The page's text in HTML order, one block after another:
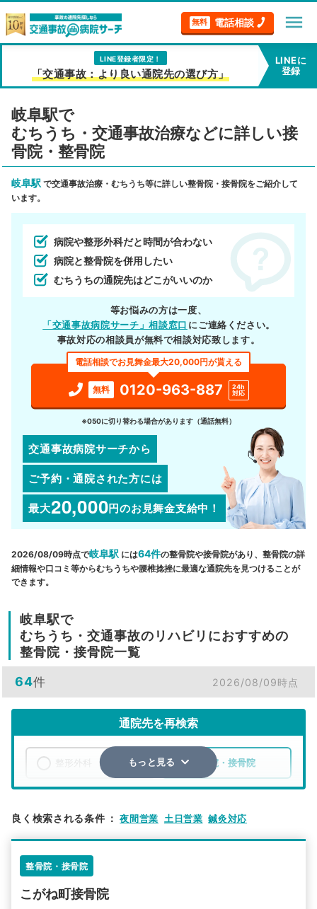
無料 電話相談 menu
LINE登録者限定！
「交通事故：より良い通院先の選び方」
LINEに
登録
岐阜駅で
むちうち・交通事故治療などに詳しい接
骨院・整骨院
岐阜駅 で交通事故治療・むちうち等に詳しい整骨院・接骨院をご紹介して
います。
病院や整形外科だと時間が合わない
病院と整骨院を併用したい
むちうちの通院先はどこがいいのか
等お悩みの方は一度、
「交通事故病院サーチ」相談窓口 にご連絡ください。
事故対応の相談員が無料で相談対応致します。
電話相談でお見舞金最大20,000円が貰える
無料 0120-963-887
24h
対応
※050に切り替わる場合があります（通話無料）
交通事故病院サーチから
ご予約・通院された方には
最大20,000円のお見舞金支給中！
2026/08/09時点で岐阜駅 には64件の整骨院や接骨院があり、整骨院の詳
細情報や口コミ等からむちうちや腰椎捻挫に最適な通院先を見つけることが
できます。
岐阜駅で
むちうち・交通事故のリハビリにおすすめの
整骨院・接骨院一覧
64件 2026/08/09時点
通院先を再検索
整骨院・接骨院
検索する
もっと見る
良く検索される条件 ： 夜間営業 土日営業 鍼灸対応
整骨院・接骨院
こがね町接骨院